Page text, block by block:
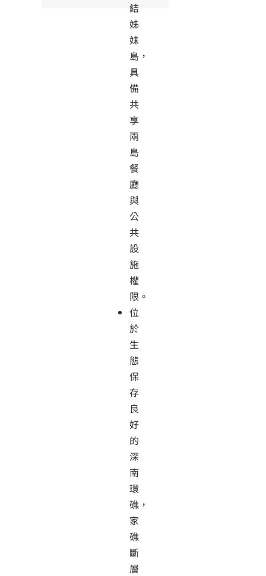
結
姊
妹
島，
具
備
共
享
兩
島
餐
廳
與
公
共
設
施
權
限。
位
於
生
態
保
存
良
好
的
深
南
環
礁，
家
礁
斷
層